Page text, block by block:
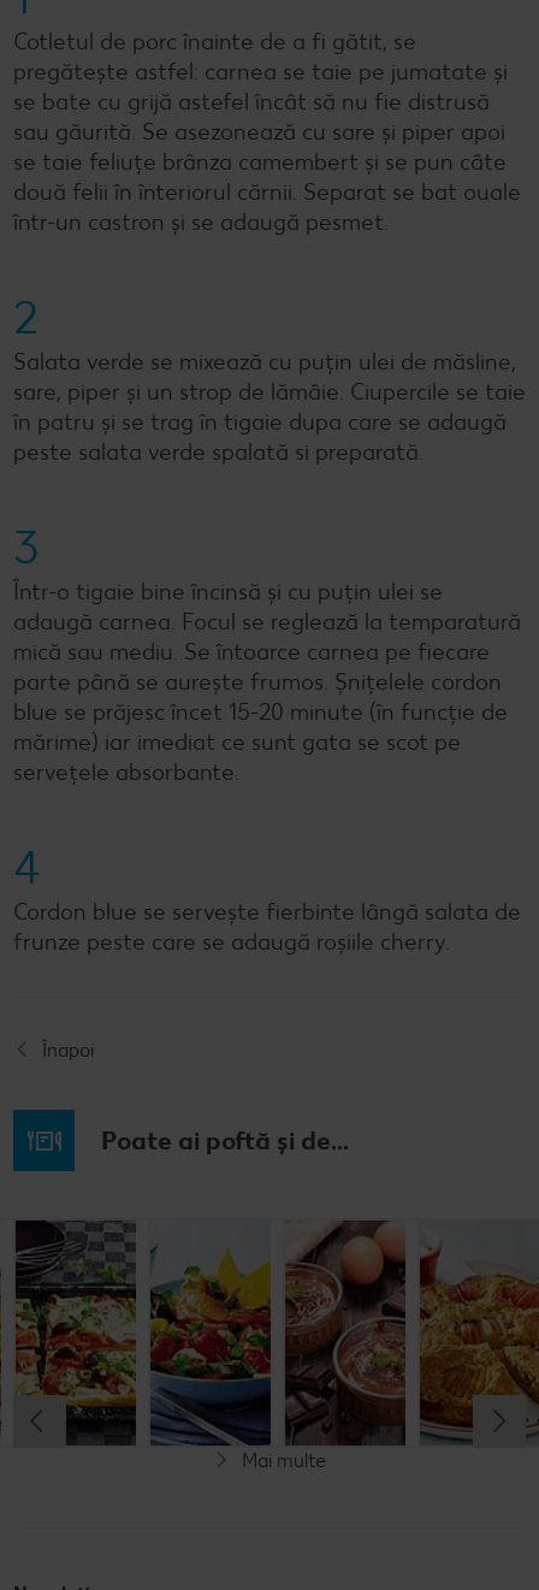
Cotletul de porc înainte de a fi gătit, se
pregătește astfel: carnea se taie pe jumatate și
se bate cu grijă astefel încât să nu fie distrusă
sau găurită. Se asezonează cu sare și piper apoi
se taie feliuțe brânza camembert și se pun câte
două felii în înteriorul cărnii. Separat se bat ouale
într-un castron și se adaugă pesmet.
2
Salata verde se mixează cu puțin ulei de măsline,
sare, piper și un strop de lămâie. Ciupercile se taie
în patru și se trag în tigaie dupa care se adaugă
peste salata verde spalată si preparată.
3
Într-o tigaie bine încinsă și cu puțin ulei se
adaugă carnea. Focul se reglează la temparatură
mică sau mediu. Se întoarce carnea pe fiecare
parte până se aurește frumos. Șnițelele cordon
blue se prăjesc încet 15-20 minute (în funcție de
mărime) iar imediat ce sunt gata se scot pe
servețele absorbante.
4
Cordon blue se servește fierbinte lângă salata de
frunze peste care se adaugă roșiile cherry.
Înapoi
Poate ai poftă și de...
Budincă
italiană de
orez cu salată
de fructe
Cel mult 60 minute
Simplu
Clătite cu
legume și
mozzarella
Cel mult 30 minute
Simplu
Tocană
italienească
de pește
Cel mult 60 minute
Simplu
Cremă la
Cel mult 60 minute
Simplu
Mai multe